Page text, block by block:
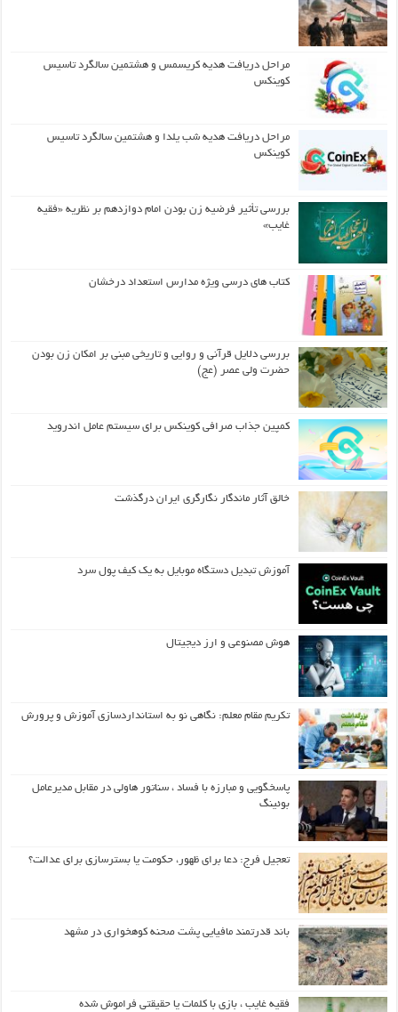
مراحل دریافت هدیه کریسمس و هشتمین سالگرد تاسیس
کوینکس
مراحل دریافت هدیه شب یلدا و هشتمین سالگرد تاسیس
کوینکس
بررسی تأثیر فرضیه زن بودن امام دوازدهم بر نظریه «فقیه
غایب»
کتاب های درسی ویژه مدارس استعداد درخشان
بررسی دلایل قرآنی و روایی و تاریخی مبنی بر امکان زن بودن
حضرت ولی عصر (عج)
کمپین جذاب صرافی کوینکس برای سیستم عامل اندروید
خالق آثار ماندگار نگارگری ایران درگذشت
آموزش تبدیل دستگاه موبایل به یک کیف‌ پول سرد
هوش مصنوعی و ارز دیجیتال
تکریم مقام معلم: نگاهی نو به استانداردسازی آموزش و پرورش
پاسخگویی و مبارزه با فساد ، سناتور هاولی در مقابل مدیرعامل
بوئینگ
تعجیل فرج: دعا برای ظهور، حکومت یا بسترسازی برای عدالت؟
باند قدرتمند مافیایی پشت صحنه کوهخواری در مشهد
فقیه غایب ، بازی با کلمات یا حقیقتی فراموش شده